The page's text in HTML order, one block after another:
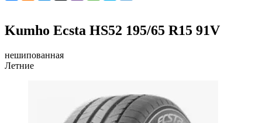
Kumho Ecsta HS52 195/65 R15 91V
нешипованная
Летние